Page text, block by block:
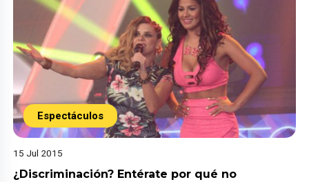
Espectáculos
15 Jul 2015
¿Discriminación? Entérate por qué no